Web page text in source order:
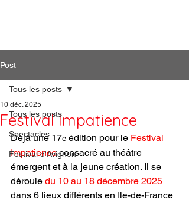
Post
Tous les posts
Spectacles
Festival d'Avignon
Tous les posts
Festival Impatience
10 déc. 2025
Déjà une 17e édition pour le Festival
Impatience consacré au théâtre
émergent et à la jeune création. Il se
déroule du 10 au 18 décembre 2025
dans 6 lieux différents en Ile-de-France